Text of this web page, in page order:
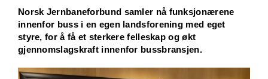
Norsk Jernbaneforbund samler nå funksjonærene
innenfor buss i en egen landsforening med eget
styre, for å få et sterkere felleskap og økt
gjennomslagskraft innenfor bussbransjen.